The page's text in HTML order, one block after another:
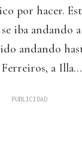
por hacer.
iba andando
andando
a Illa...